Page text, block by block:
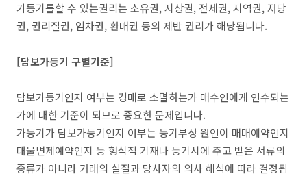
가등기를할 수 있는권리는 소유권, 지상권, 전세권, 지역권, 저당
권, 권리질권, 임차권, 환매권 등의 제반 권리가 해당됩니다.
[담보가등기 구별기준]
담보가등기인지 여부는 경매로 소멸하는가 매수인에게 인수되는
가에 대한 기준이 되므로 중요한 문제입니다.
가등기가 담보가등기인지 여부는 등기부상 원인이 매매예약인지
대물변제예약인지 등 형식적 기재나 등기시에 주고 받은 서류의
종류가 아니라 거래의 실질과 당사자의 의사 해석에 따라 결정됩